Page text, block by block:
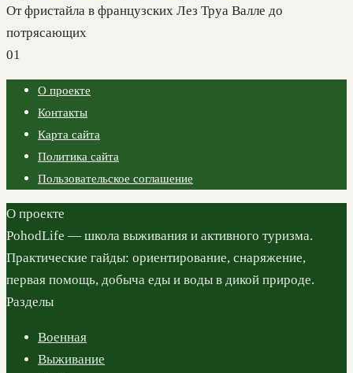
От фристайла в французских Лез Труа Валле до
потрясающих
01
О проекте
Контакты
Карта сайта
Политика сайта
Пользовательское соглашение
О проекте
PohodLife — школа выживания и активного туризма.
Практические гайды: ориентирование, снаряжение,
первая помощь, добыча еды и воды в дикой природе.
Разделы
Военная
Выживание